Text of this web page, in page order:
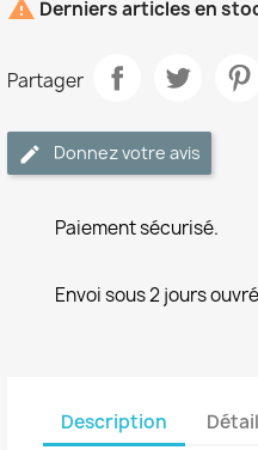
 Derniers articles en
Partager
Donnez votre avis
Paiement sécurisé.
Envoi sous 2 jours
Description